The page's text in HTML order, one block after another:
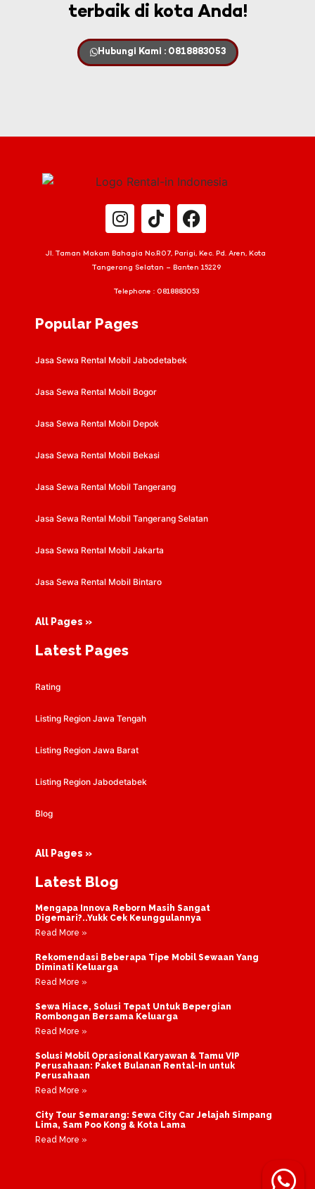
terbaik di kota Anda!
Hubungi Kami : 0818883053
Jl. Taman Makam Bahagia No.R07, Parigi, Kec. Pd. Aren, Kota
Tangerang Selatan – Banten 15229
Telephone : 0818883053
Popular Pages
Jasa Sewa Rental Mobil Jabodetabek
Jasa Sewa Rental Mobil Bogor
Jasa Sewa Rental Mobil Depok
Jasa Sewa Rental Mobil Bekasi
Jasa Sewa Rental Mobil Tangerang
Jasa Sewa Rental Mobil Tangerang Selatan
Jasa Sewa Rental Mobil Jakarta
Jasa Sewa Rental Mobil Bintaro
All Pages »
Latest Pages
Rating
Listing Region Jawa Tengah
Listing Region Jawa Barat
Listing Region Jabodetabek
Blog
All Pages »
Latest Blog
Mengapa Innova Reborn Masih Sangat
Digemari?..Yukk Cek Keunggulannya
Read More »
Rekomendasi Beberapa Tipe Mobil Sewaan Yang
Diminati Keluarga
Read More »
Sewa Hiace, Solusi Tepat Untuk Bepergian
Rombongan Bersama Keluarga
Read More »
Solusi Mobil Oprasional Karyawan & Tamu VIP
Perusahaan: Paket Bulanan Rental-In untuk
Perusahaan
Read More »
City Tour Semarang: Sewa City Car Jelajah Simpang
Lima, Sam Poo Kong & Kota Lama
Read More »